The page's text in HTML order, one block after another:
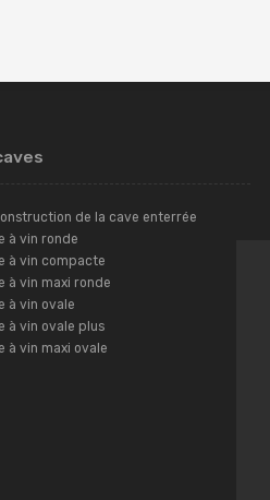
de la cave enterrée
à vin ronde
à vin compacte
à vin maxi ronde
à vin ovale
à vin ovale plus
à vin maxi ovale